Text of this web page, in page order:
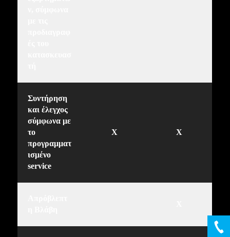
Συντήρηση
και έλεγχος
σύμφωνα με
το
προγραμματ
ισμένο
service
X X